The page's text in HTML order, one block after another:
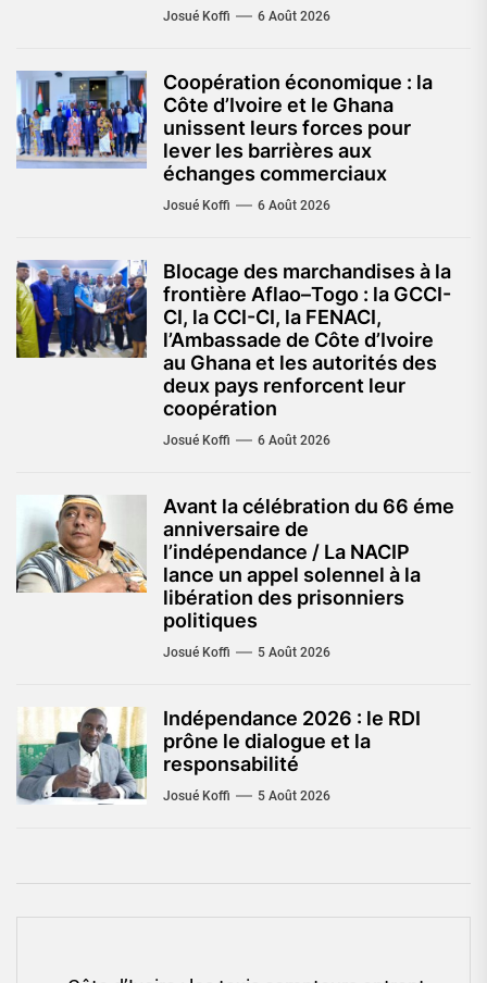
Josué Koffi 6 Août 2026
Coopération économique : la
Côte d’Ivoire et le Ghana
unissent leurs forces pour
lever les barrières aux
échanges commerciaux
Josué Koffi 6 Août 2026
Blocage des marchandises à la
frontière Aflao–Togo : la GCCI-
CI, la CCI-CI, la FENACI,
l’Ambassade de Côte d’Ivoire
au Ghana et les autorités des
deux pays renforcent leur
coopération
Josué Koffi 6 Août 2026
Avant la célébration du 66 éme
anniversaire de
l’indépendance / La NACIP
lance un appel solennel à la
libération des prisonniers
politiques
Josué Koffi 5 Août 2026
Indépendance 2026 : le RDI
prône le dialogue et la
responsabilité
Josué Koffi 5 Août 2026